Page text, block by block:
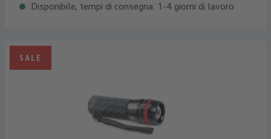
Disponibile, tempi di consegna: 1-4 giorni di lavoro
SALE